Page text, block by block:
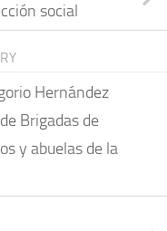
social
Hernández
Brigadas de
y abuelas de la